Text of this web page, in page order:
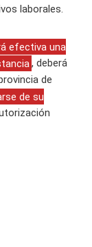
laborales.
efectiva una
, deberá
de
de su